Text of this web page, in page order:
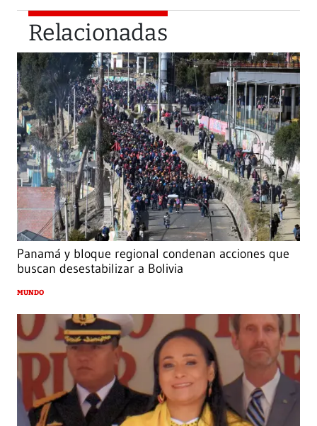
Relacionadas
Panamá y bloque regional condenan acciones que
buscan desestabilizar a Bolivia
MUNDO